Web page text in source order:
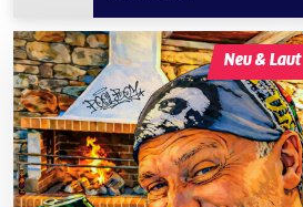
Neu & Laut